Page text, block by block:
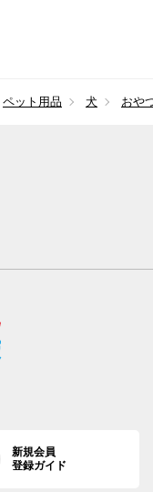
ペット用品 犬 おや
新規会員
登録ガイド